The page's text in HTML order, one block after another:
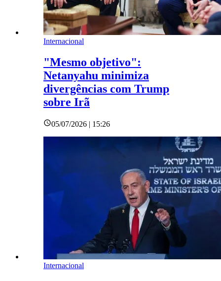
Internacional
"Mesmo objetivo":
Netanyahu minimiza
divergências com Trump
sobre Irã
05/07/2026 | 15:26
Internacional